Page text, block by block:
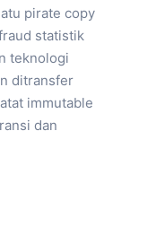
pirate copy
statistik
teknologi
ditransfer
immutable
dan